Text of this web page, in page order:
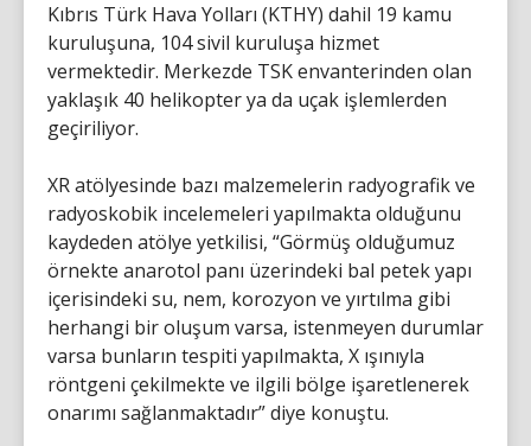
Kıbrıs Türk Hava Yolları (KTHY) dahil 19 kamu
kuruluşuna, 104 sivil kuruluşa hizmet
vermektedir. Merkezde TSK envanterinden olan
yaklaşık 40 helikopter ya da uçak işlemlerden
geçiriliyor.
XR atölyesinde bazı malzemelerin radyografik ve
radyoskobik incelemeleri yapılmakta olduğunu
kaydeden atölye yetkilisi, “Görmüş olduğumuz
örnekte anarotol panı üzerindeki bal petek yapı
içerisindeki su, nem, korozyon ve yırtılma gibi
herhangi bir oluşum varsa, istenmeyen durumlar
varsa bunların tespiti yapılmakta, X ışınıyla
röntgeni çekilmekte ve ilgili bölge işaretlenerek
onarımı sağlanmaktadır” diye konuştu.